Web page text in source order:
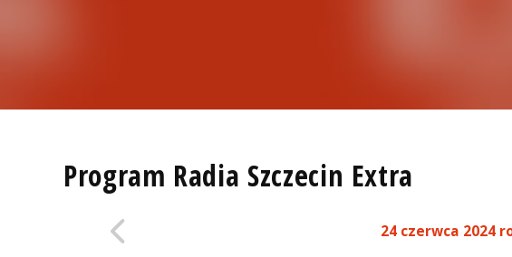
Program Radia Szczecin Extra
24 czerwca 2024